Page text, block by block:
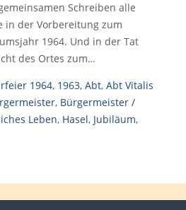
Schreiben alle
der Vorbereitung zum
1964. Und in der Tat
des Ortes zum…
1964, 1963, Abt, Abt Vitalis
, Bürgermeister /
Leben, Hasel, Jubiläum,